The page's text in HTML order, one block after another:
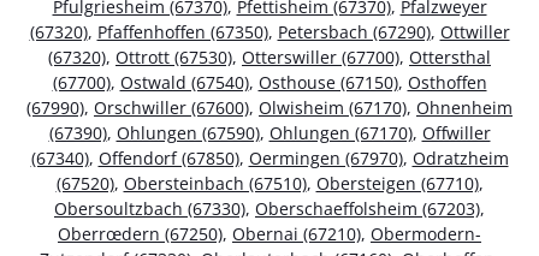
Pfulgriesheim (67370), Pfettisheim (67370), Pfalzweyer
(67320), Pfaffenhoffen (67350), Petersbach (67290), Ottwiller
(67320), Ottrott (67530), Otterswiller (67700), Ottersthal
(67700), Ostwald (67540), Osthouse (67150), Osthoffen
(67990), Orschwiller (67600), Olwisheim (67170), Ohnenheim
(67390), Ohlungen (67590), Ohlungen (67170), Offwiller
(67340), Offendorf (67850), Oermingen (67970), Odratzheim
(67520), Obersteinbach (67510), Obersteigen (67710),
Obersoultzbach (67330), Oberschaeffolsheim (67203),
Oberrœdern (67250), Obernai (67210), Obermodern-